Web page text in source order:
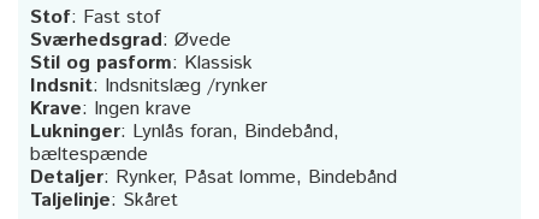
Stof: Fast stof
Sværhedsgrad: Øvede
Stil og pasform: Klassisk
Indsnit: Indsnitslæg /rynker
Krave: Ingen krave
Lukninger: Lynlås foran, Bindebånd,
bæltespænde
Detaljer: Rynker, Påsat lomme, Bindebånd
Taljelinje: Skåret